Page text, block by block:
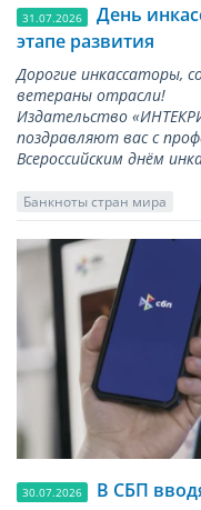
31.07.2026
День
этапе развития
Дорогие инкассаторы,
ветераны отрасли!
Издательство
поздравляют вас с
Всероссийским днём
Банкноты стран мира
30.07.2026 В СБП